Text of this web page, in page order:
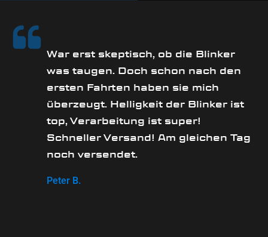
War erst skeptisch, ob die Blinker
was taugen. Doch schon nach den
ersten Fahrten haben sie mich
überzeugt. Helligkeit der Blinker ist
top, Verarbeitung ist super!
Schneller Versand! Am gleichen Tag
noch versendet.
Peter B.